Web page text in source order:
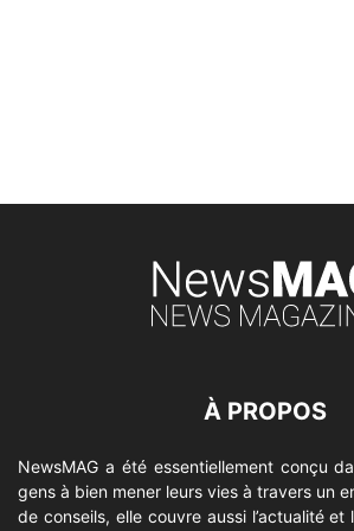
À PROPOS
NewsMAG a été essentiellement conçu
gens à bien mener leurs vies à travers un
de conseils, elle couvre aussi l’actualité et